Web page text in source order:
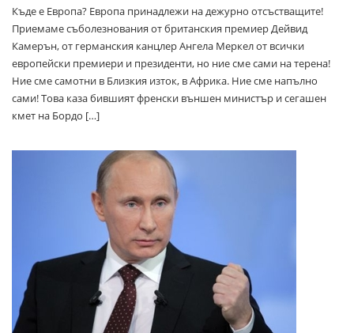
Къде е Европа? Европа принадлежи на дежурно отсъстващите!
Приемаме съболезнования от британския премиер Дейвид
Камерън, от германския канцлер Ангела Меркел от всички
европейски премиери и президенти, но ние сме сами на терена!
Ние сме самотни в Близкия изток, в Африка. Ние сме напълно
сами! Това каза бившият френски външен министър и сегашен
кмет на Бордо […]